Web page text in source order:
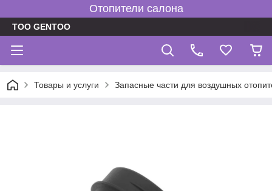
Отопители салона
TOO GENTOO
Товары и услуги Запасные части для воздушных